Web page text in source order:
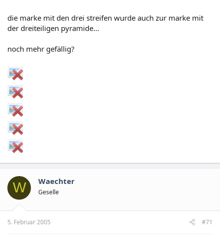
die marke mit den drei streifen wurde auch zur marke mit
der dreiteiligen pyramide...
noch mehr gefällig?
W Waechter
Geselle
5. Februar 2005 #71